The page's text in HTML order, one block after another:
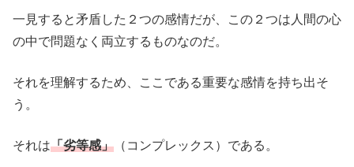
一見すると矛盾した２つの感情だが、この２つは人間の心
の中で問題なく両立するものなのだ。
それを理解するため、ここである重要な感情を持ち出そ
う。
それは「劣等感」 （コンプレックス）である。